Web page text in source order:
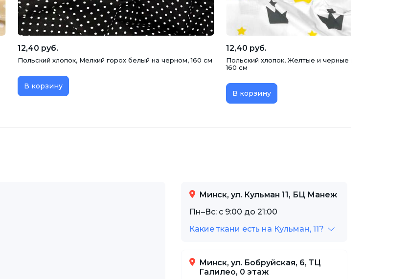
12,40 руб.
Польский хлопок, Мелкий горох белый на черном, 160 см
В корзину
12,40 руб.
Польский хлопок, Желтые и черные короны на
160 см
В корзину
Минск, ул. Кульман 11, БЦ Манеж
Пн–Вс: с 9:00 до 21:00
Какие ткани есть на Кульман, 11?
Минск, ул. Бобруйская, 6, ТЦ
Галилео, 0 этаж